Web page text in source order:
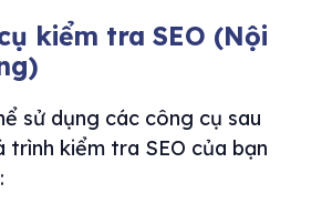
kiểm tra SEO (Nội
sử dụng các công cụ sau
trình kiểm tra SEO của bạn